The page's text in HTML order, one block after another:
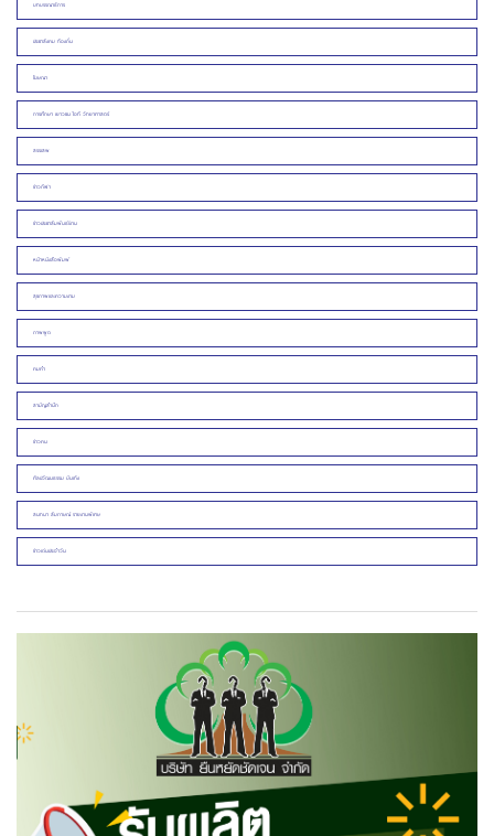
บทบรรณาธิการ
ประชาสังคม ท้องถิ่น
โฆษณา
การศึกษา เยาวชน ไอที วิทยาศาสตร์
สรรเสพ
ข่าวกีฬา
ข่าวประชาสัมพันธ์/งาน
หน้าหนังสือพิมพ์
สุขภาพและความงาม
ภาพพูด
คมคำ
สามัญสำนึก
ข่าวคน
ศิลปวัฒนธรรม บันเทิง
สนทนา สัมภาษณ์ รายงานพิเศษ
ข่าวเด่นประจำวัน